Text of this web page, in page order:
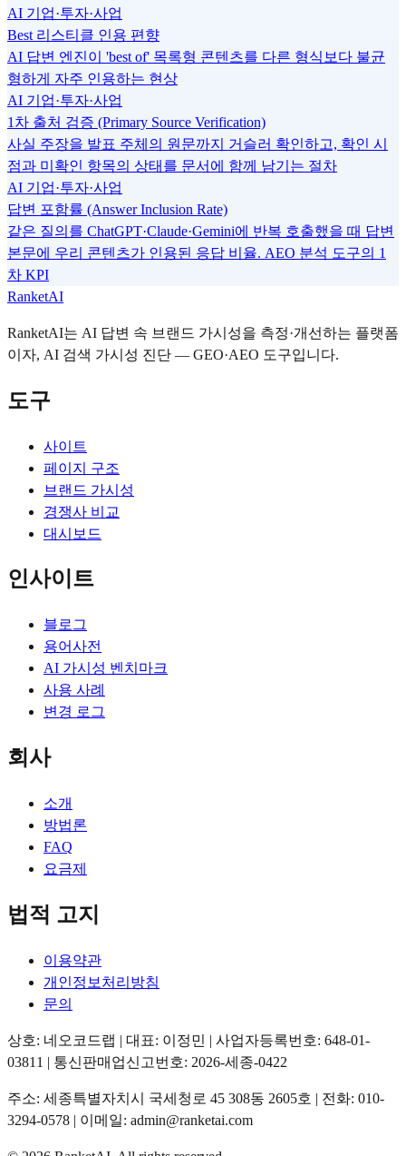
AI 기업·투자·사업
Best 리스티클 인용 편향
AI 답변 엔진이 'best of' 목록형 콘텐츠를 다른 형식보다 불균
형하게 자주 인용하는 현상
AI 기업·투자·사업
1차 출처 검증 (Primary Source Verification)
사실 주장을 발표 주체의 원문까지 거슬러 확인하고, 확인 시
점과 미확인 항목의 상태를 문서에 함께 남기는 절차
AI 기업·투자·사업
답변 포함률 (Answer Inclusion Rate)
같은 질의를 ChatGPT·Claude·Gemini에 반복 호출했을 때 답변
본문에 우리 콘텐츠가 인용된 응답 비율. AEO 분석 도구의 1
차 KPI
RanketAI
RanketAI는 AI 답변 속 브랜드 가시성을 측정·개선하는 플랫폼
이자, AI 검색 가시성 진단 — GEO·AEO 도구입니다.
도구
사이트
페이지 구조
브랜드 가시성
경쟁사 비교
대시보드
인사이트
블로그
용어사전
AI 가시성 벤치마크
사용 사례
변경 로그
회사
소개
방법론
FAQ
요금제
법적 고지
이용약관
개인정보처리방침
문의
상호: 네오코드랩 | 대표: 이정민 | 사업자등록번호: 648-01-
03811 | 통신판매업신고번호: 2026-세종-0422
주소: 세종특별자치시 국세청로 45 308동 2605호 | 전화: 010-
3294-0578 | 이메일: admin@ranketai.com